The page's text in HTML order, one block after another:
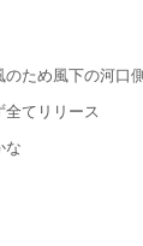
ため風下の河口
全てリリース
な